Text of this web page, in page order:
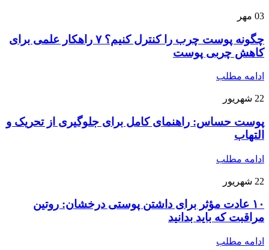
03 مهر
چگونه پوست چرب را کنترل کنیم؟ ۷ راهکار علمی برای
کاهش چربی پوست
ادامه مطلب
22 شهریور
پوست حساس: راهنمای کامل برای جلوگیری از تحریک و
التهاب
ادامه مطلب
22 شهریور
۱۰ عادت مؤثر برای داشتن پوستی درخشان: روتین
مراقبت که باید بدانید
ادامه مطلب